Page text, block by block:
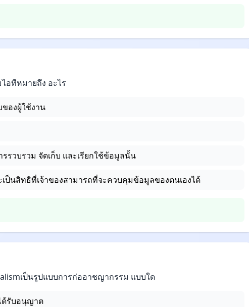
อทีหมายถึง อะไร
องผู้ใช้งาน
รวบรวม จัดเก็บ และเรียกใช้ข้อมูลนั้น
ป็นสิทธิที่เจ้าของสามารถที่จะควบคุมข้อมูลของตนเองได้
เป็นรูปแบบการก่ออาชญากรรม แบบใด
ด้รับอนุญาต